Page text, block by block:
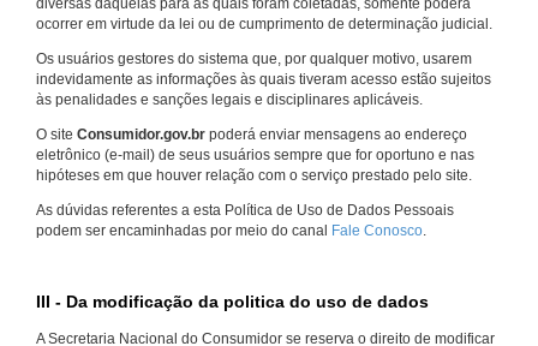
diversas daquelas para as quais foram coletadas, somente poderá
ocorrer em virtude da lei ou de cumprimento de determinação judicial.
Os usuários gestores do sistema que, por qualquer motivo, usarem
indevidamente as informações às quais tiveram acesso estão sujeitos
às penalidades e sanções legais e disciplinares aplicáveis.
O site Consumidor.gov.br poderá enviar mensagens ao endereço
eletrônico (e-mail) de seus usuários sempre que for oportuno e nas
hipóteses em que houver relação com o serviço prestado pelo site.
As dúvidas referentes a esta Política de Uso de Dados Pessoais
podem ser encaminhadas por meio do canal Fale Conosco.
III - Da modificação da politica do uso de dados
A Secretaria Nacional do Consumidor se reserva o direito de modificar